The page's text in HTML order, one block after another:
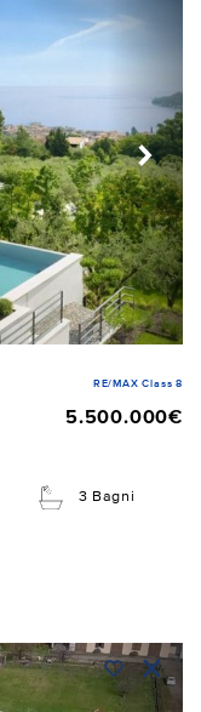
RE/MAX Class 8
5.500.000€
3 Bagni